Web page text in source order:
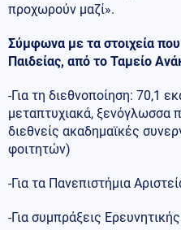
προχωρούν μαζί».
Σύμφωνα με τα στοιχεία
Παιδείας, από το Ταμείο
-Για τη διεθνοποίηση: 70,1
μεταπτυχιακά, ξενόγλωσσα
διεθνείς ακαδημαϊκές
φοιτητών)
-Για τα Πανεπιστήμια
-Για συμπράξεις